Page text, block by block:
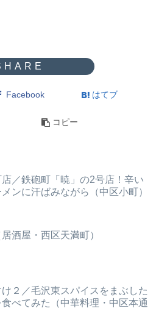
Facebook はてブ
コピー
／鉄砲町「暁」の2号店！辛い
ンに汗ばみながら（中区小町）
酒屋・西区天満町）
２／毛沢東スパイスをまぶした
食べてみた（中華料理・中区本通